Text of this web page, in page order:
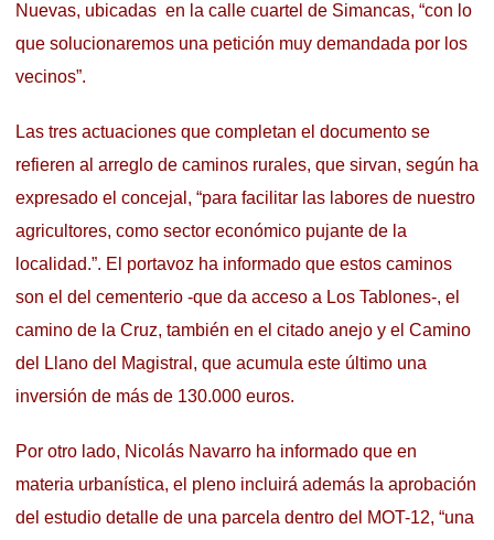
Nuevas, ubicadas en la calle cuartel de Simancas, “con lo
que solucionaremos una petición muy demandada por los
vecinos”.
Las tres actuaciones que completan el documento se
refieren al arreglo de caminos rurales, que sirvan, según ha
expresado el concejal, “para facilitar las labores de nuestro
agricultores, como sector económico pujante de la
localidad.”. El portavoz ha informado que estos caminos
son el del cementerio -que da acceso a Los Tablones-, el
camino de la Cruz, también en el citado anejo y el Camino
del Llano del Magistral, que acumula este último una
inversión de más de 130.000 euros.
Por otro lado, Nicolás Navarro ha informado que en
materia urbanística, el pleno incluirá además la aprobación
del estudio detalle de una parcela dentro del MOT-12, “una